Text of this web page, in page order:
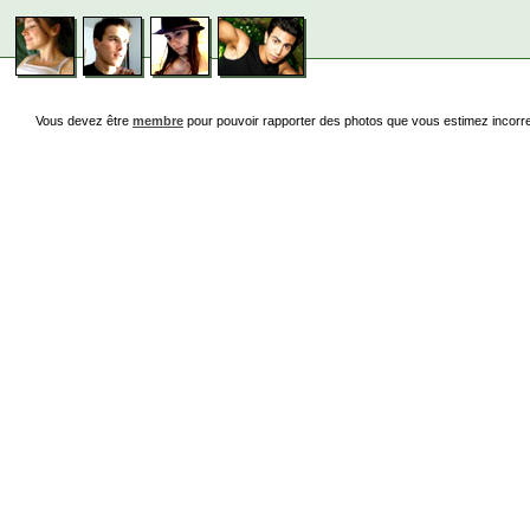
Vous devez être membre pour pouvoir rapporter des photos que vous estimez